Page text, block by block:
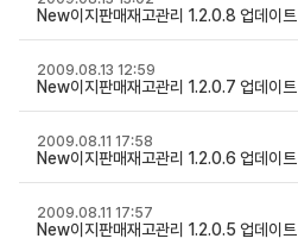
New이지판매재고관리 1.2.0.8 업데이트
New이지판매재고관리 1.2.0.7 업데이트
2009.08.13 12:59
New이지판매재고관리 1.2.0.6 업데이트
2009.08.11 17:58
New이지판매재고관리 1.2.0.5 업데이트
2009.08.11 17:57